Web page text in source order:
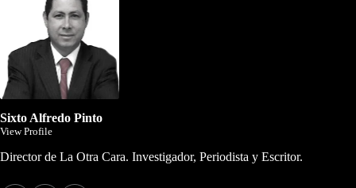
Sixto Alfredo Pinto
View Profile
Director de La Otra Cara. Investigador, Periodista y Escritor.